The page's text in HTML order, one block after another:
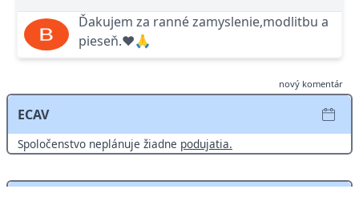
Ďakujem za ranné zamyslenie,modlitbu a
pieseň.❤️🙏
nový komentár
ECAV
Spoločenstvo neplánuje žiadne podujatia.